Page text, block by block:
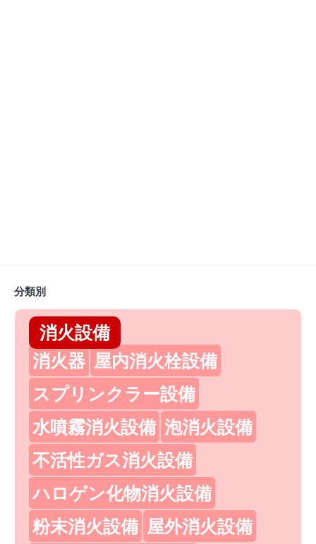
分類別
消火設備
消火器 屋内消火栓設備
スプリンクラー設備
水噴霧消火設備 泡消火設備
不活性ガス消火設備
ハロゲン化物消火設備
粉末消火設備 屋外消火設備